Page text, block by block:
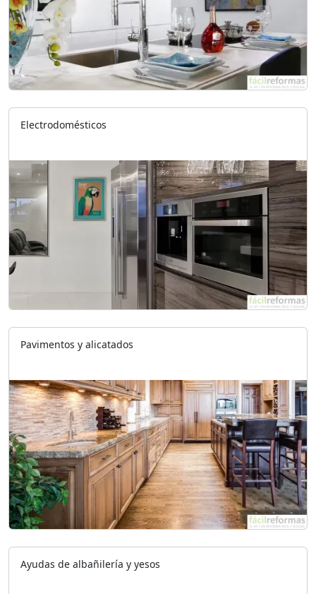
Electrodomésticos
Pavimentos y alicatados
Ayudas de albañilería y yesos